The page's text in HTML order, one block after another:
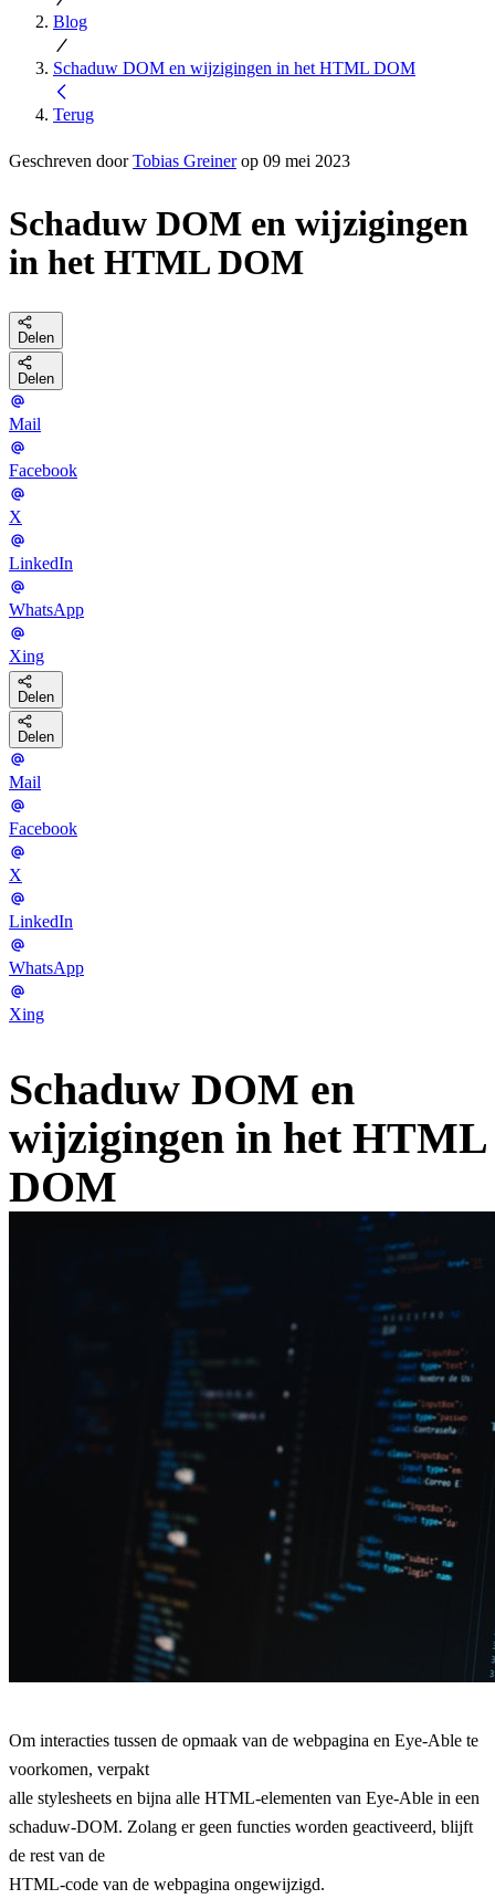
Blog
Schaduw DOM en wijzigingen in het HTML DOM
Terug
Geschreven doorTobias Greinerop 09 mei 2023
Schaduw DOM en wijzigingen
in het HTML DOM
Delen
Delen
Mail
Facebook
X
LinkedIn
WhatsApp
Xing
Delen
Delen
Mail
Facebook
X
LinkedIn
WhatsApp
Xing
Schaduw DOM en
wijzigingen in het HTML
DOM
Om interacties tussen de opmaak van de webpagina en Eye-Able te
voorkomen, verpakt
alle stylesheets en bijna alle HTML-elementen van Eye-Able in een
schaduw-DOM. Zolang er geen functies worden geactiveerd, blijft
de rest van de
HTML-code van de webpagina ongewijzigd.